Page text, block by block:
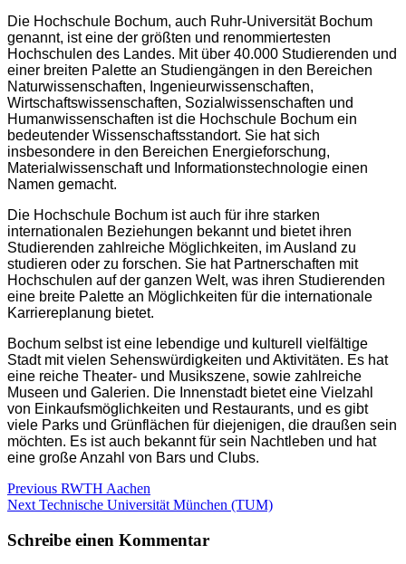
Die Hochschule Bochum, auch Ruhr-Universität Bochum
genannt, ist eine der größten und renommiertesten
Hochschulen des Landes. Mit über 40.000 Studierenden und
einer breiten Palette an Studiengängen in den Bereichen
Naturwissenschaften, Ingenieurwissenschaften,
Wirtschaftswissenschaften, Sozialwissenschaften und
Humanwissenschaften ist die Hochschule Bochum ein
bedeutender Wissenschaftsstandort. Sie hat sich
insbesondere in den Bereichen Energieforschung,
Materialwissenschaft und Informationstechnologie einen
Namen gemacht.
Die Hochschule Bochum ist auch für ihre starken
internationalen Beziehungen bekannt und bietet ihren
Studierenden zahlreiche Möglichkeiten, im Ausland zu
studieren oder zu forschen. Sie hat Partnerschaften mit
Hochschulen auf der ganzen Welt, was ihren Studierenden
eine breite Palette an Möglichkeiten für die internationale
Karriereplanung bietet.
Bochum selbst ist eine lebendige und kulturell vielfältige
Stadt mit vielen Sehenswürdigkeiten und Aktivitäten. Es hat
eine reiche Theater- und Musikszene, sowie zahlreiche
Museen und Galerien. Die Innenstadt bietet eine Vielzahl
von Einkaufsmöglichkeiten und Restaurants, und es gibt
viele Parks und Grünflächen für diejenigen, die draußen sein
möchten. Es ist auch bekannt für sein Nachtleben und hat
eine große Anzahl von Bars und Clubs.
Beitragsnavigation
Previous Previous
post:
RWTH Aachen
Next Next
Technische Universität München (TUM)
Schreibe einen Kommentar